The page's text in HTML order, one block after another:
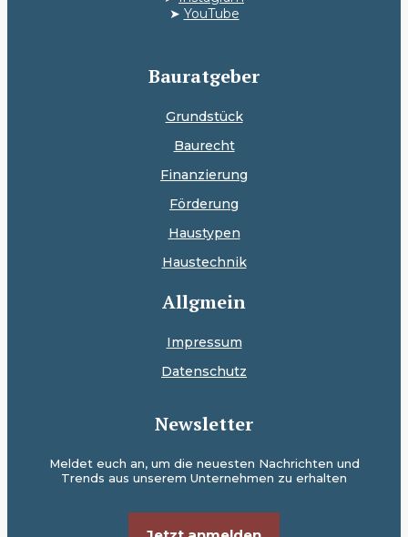
➤ YouTube
Bauratgeber
Grundstück
Baurecht
Finanzierung
Förderung
Haustypen
Haustechnik
Allgmein
Impressum
Datenschutz
Newsletter
Meldet euch an, um die neuesten Nachrichten und
Trends aus unserem Unternehmen zu erhalten